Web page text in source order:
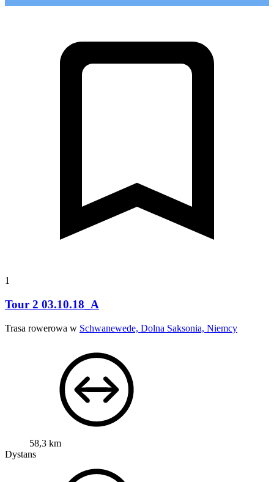
1
Tour 2 03.10.18_A
Trasa rowerowa w Schwanewede, Dolna Saksonia, Niemcy
58,3 km
Dystans